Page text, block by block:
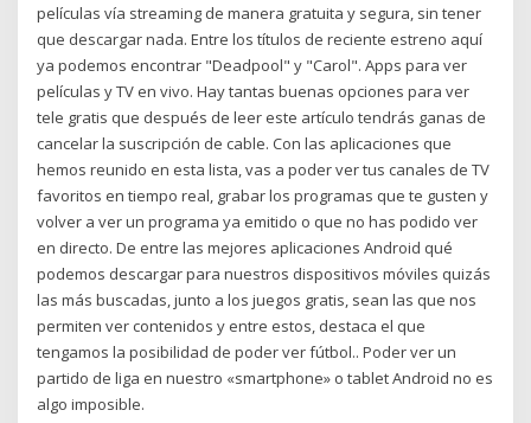
películas vía streaming de manera gratuita y segura, sin tener
que descargar nada. Entre los títulos de reciente estreno aquí
ya podemos encontrar "Deadpool" y "Carol". Apps para ver
películas y TV en vivo. Hay tantas buenas opciones para ver
tele gratis que después de leer este artículo tendrás ganas de
cancelar la suscripción de cable. Con las aplicaciones que
hemos reunido en esta lista, vas a poder ver tus canales de TV
favoritos en tiempo real, grabar los programas que te gusten y
volver a ver un programa ya emitido o que no has podido ver
en directo. De entre las mejores aplicaciones Android qué
podemos descargar para nuestros dispositivos móviles quizás
las más buscadas, junto a los juegos gratis, sean las que nos
permiten ver contenidos y entre estos, destaca el que
tengamos la posibilidad de poder ver fútbol.. Poder ver un
partido de liga en nuestro «smartphone» o tablet Android no es
algo imposible.